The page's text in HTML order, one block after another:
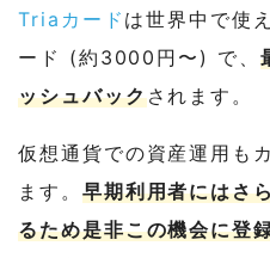
Triaカード は世界中で使
ード (約3000円〜) で、
ッシュバックされます。
仮想通貨での資産運用も
ます。 早期利用者にはさ
るため是非この機会に登